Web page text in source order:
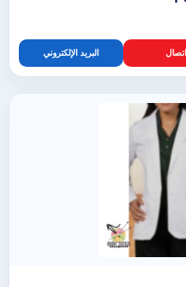
اتصال البريد الإلكتروني